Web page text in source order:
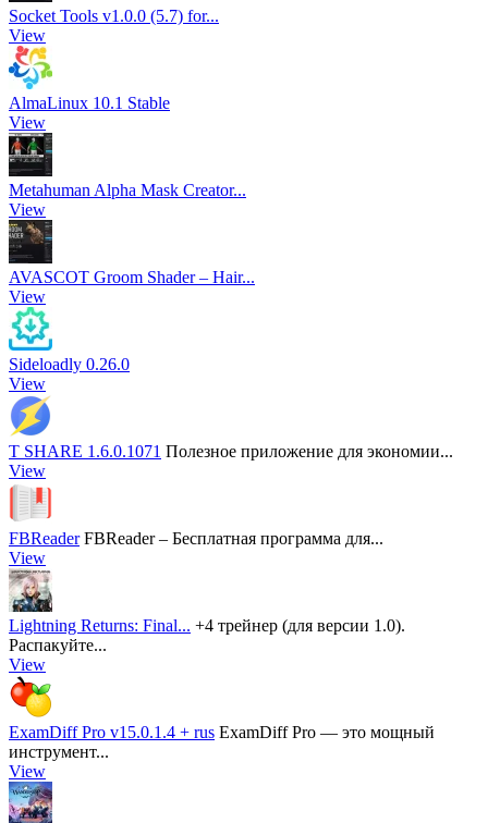
Socket Tools v1.0.0 (5.7) for...
View
AlmaLinux 10.1 Stable
View
Metahuman Alpha Mask Creator...
View
AVASCOT Groom Shader – Hair...
View
Sideloadly 0.26.0
View
T SHARE 1.6.0.1071 Полезное приложение для экономии...
View
FBReader FBReader – Бесплатная программа для...
View
Lightning Returns: Final... +4 трейнер (для версии 1.0).
Распакуйте...
View
ExamDiff Pro v15.0.1.4 + rus ExamDiff Pro — это мощный
инструмент...
View